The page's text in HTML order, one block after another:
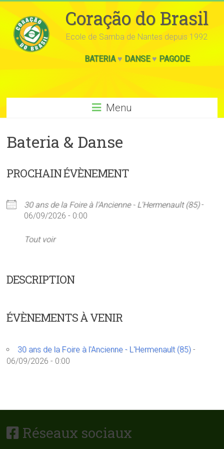
Coração do Brasil
Ecole de Samba de Nantes depuis 1992
BATERIA♥ DANSE♥ PAGODE
Menu
Bateria & Danse
PROCHAIN ÉVÈNEMENT
30 ans de la Foire à l'Ancienne - L'Hermenault (85)-
06/09/2026 - 0:00
Tout voir
DESCRIPTION
ÉVÈNEMENTS À VENIR
30 ans de la Foire à l'Ancienne - L'Hermenault (85) -
06/09/2026 - 0:00
Réseaux sociaux